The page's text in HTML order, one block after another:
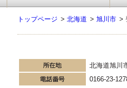
トップページ > 北海道 > 旭川市 >
北海道旭川
0166-23-